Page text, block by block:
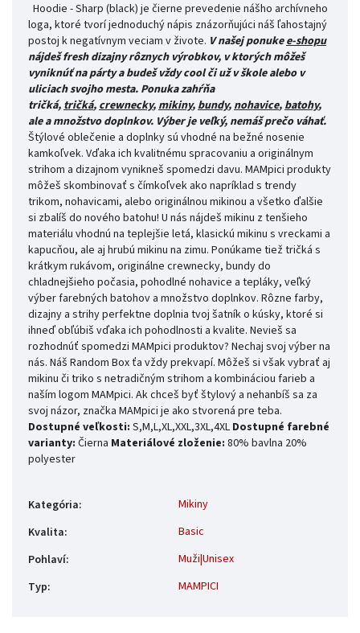
Hoodie - Sharp (black) je čierne prevedenie nášho archívneho
loga, ktoré tvorí jednoduchý nápis znázorňujúci náš ľahostajný
postoj k negatívnym veciam v živote. V našej ponukee-shopu
nájdeš fresh dizajny rôznych výrobkov, v ktorých môžeš
vyniknúť na párty a budeš vždy cool či už v škole alebo v
uliciach svojho mesta. Ponuka zahŕňa
tričká,tričká,crewnecky,mikiny,bundy,nohavice,batohy,
alea množstvo doplnkov. Výber je veľký, nemáš prečo váhať.
Štýlové oblečenie a doplnky sú vhodné na bežné nosenie
kamkoľvek. Vďaka ich kvalitnému spracovaniu a originálnym
strihom a dizajnom vynikneš spomedzi davu. MAMpici produkty
môžeš skombinovať s čímkoľvek ako napríklad s trendy
trikom, nohavicami, alebo originálnou mikinou a všetko ďalšie
si zbalíš do nového batohu! U nás nájdeš mikinu z tenšieho
materiálu vhodnú na teplejšie letá, klasickú mikinu s vreckami a
kapucňou, ale aj hrubú mikinu na zimu. Ponúkame tiež tričká s
krátkym rukávom, originálne crewnecky, bundy do
chladnejšieho počasia, pohodlné nohavice a tepláky, veľký
výber farebných batohov a množstvo doplnkov. Rôzne farby,
dizajny a strihy perfektne doplnia tvoj šatník o kúsky, ktoré si
ihneď obľúbiš vďaka ich pohodlnosti a kvalite. Nevieš sa
rozhodnúť spomedzi MAMpici produktov? Nechaj svoj výber na
nás. Náš Random Box ťa vždy prekvapí. Môžeš si však vybrať aj
mikinu či triko s netradičným strihom a kombináciou farieb a
naším logom MAMpici. Ak chceš byť štylový a nehanbíš sa za
svoj názor, značka MAMpici je ako stvorená pre teba.
Dostupné veľkosti: S,M,L,XL,XXL,3XL,4XL Dostupné farebné
varianty: Čierna Materiálové zloženie: 80% bavlna 20%
polyester
Kategória:
Mikiny
Kvalita:
Basic
Pohlaví:
Muži|Unisex
Typ: MAMPICI